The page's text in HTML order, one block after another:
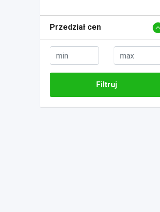
Przedział cen
Filtruj